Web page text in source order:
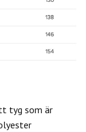
tyg som är